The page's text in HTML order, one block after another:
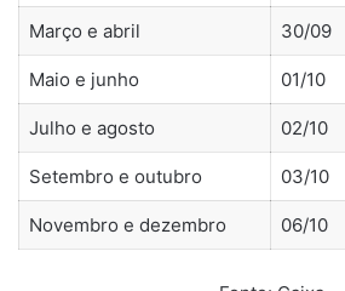
Março e abril 30/09
Maio e junho 01/10
Julho e agosto 02/10
Setembro e outubro 03/10
Novembro e dezembro 06/10